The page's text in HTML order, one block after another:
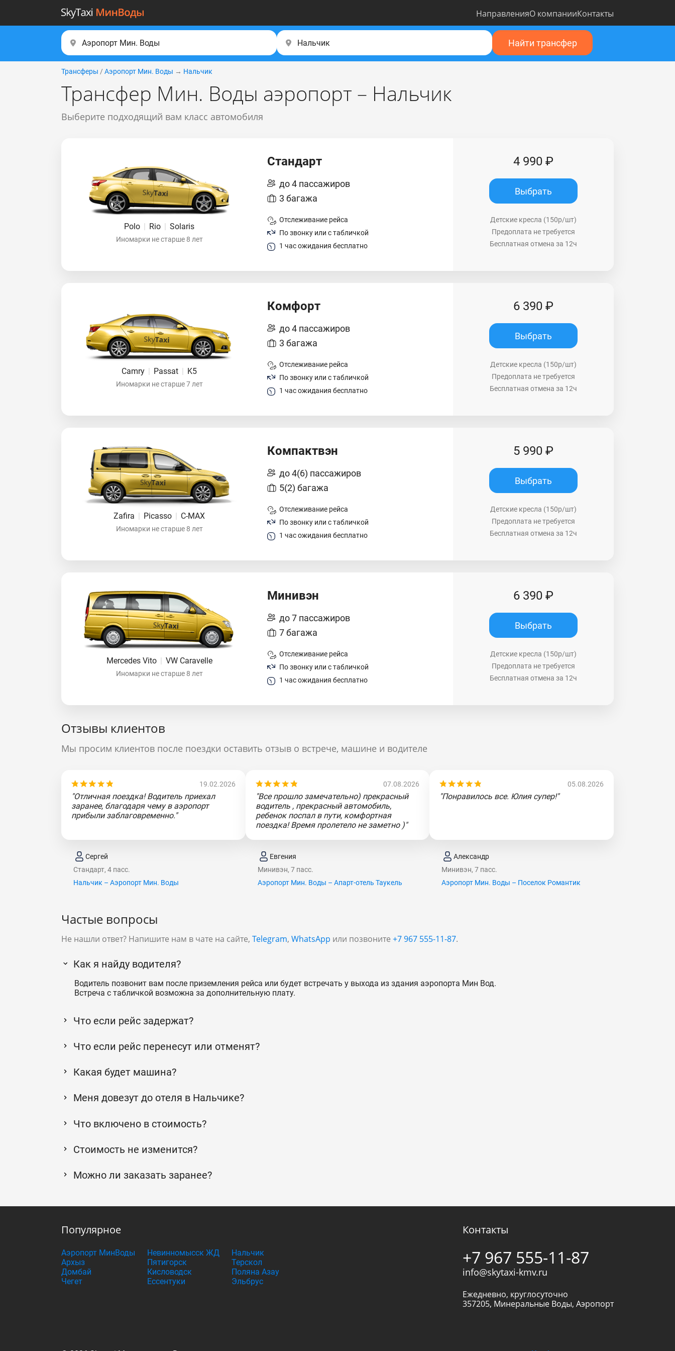
НаправленияО компанииКонтакты
Найти трансфер
Трансферы / Аэропорт Мин. Воды → Нальчик
Трансфер Мин. Воды аэропорт – Нальчик
Выберите подходящий вам класс автомобиля
Polo | Rio | Solaris
Иномарки не старше 8 лет
Стандарт
до 4 пассажиров
3 багажа
Отслеживание рейса
По звонку или с табличкой
1 час ожидания бесплатно
4 990 ₽
Выбрать
Детские кресла (150р/шт)
Предоплата не требуется
Бесплатная отмена за 12ч
Camry | Passat | K5
Иномарки не старше 7 лет
Комфорт
до 4 пассажиров
3 багажа
Отслеживание рейса
По звонку или с табличкой
1 час ожидания бесплатно
6 390 ₽
Выбрать
Детские кресла (150р/шт)
Предоплата не требуется
Бесплатная отмена за 12ч
Zafira | Picasso | C-MAX
Иномарки не старше 8 лет
Компактвэн
до 4(6) пассажиров
5(2) багажа
Отслеживание рейса
По звонку или с табличкой
1 час ожидания бесплатно
5 990 ₽
Выбрать
Детские кресла (150р/шт)
Предоплата не требуется
Бесплатная отмена за 12ч
Mercedes Vito | VW Caravelle
Иномарки не старше 8 лет
Минивэн
до 7 пассажиров
7 багажа
Отслеживание рейса
По звонку или с табличкой
1 час ожидания бесплатно
6 390 ₽
Выбрать
Детские кресла (150р/шт)
Предоплата не требуется
Бесплатная отмена за 12ч
Отзывы клиентов
Мы просим клиентов после поездки оставить отзыв о встрече, машине и водителе
19.02.2026
"Отличная поездка! Водитель приехал
заранее, благодаря чему в аэропорт
прибыли заблаговременно."
Сергей
Стандарт, 4 пасс.
Нальчик – Аэропорт Мин. Воды
07.08.2026
"Все прошло замечательно) прекрасный
водитель , прекрасный автомобиль,
ребенок поспал в пути, комфортная
поездка! Время пролетело не заметно )"
Евгения
Минивэн, 7 пасс.
Аэропорт Мин. Воды – Апарт-отель Таукель
05.08.2026
"Понравилось все. Юлия супер!"
Александр
Минивэн, 7 пасс.
Аэропорт Мин. Воды – Поселок Романтик
Частые вопросы
Не нашли ответ? Напишите нам в чате на сайте, Telegram, WhatsApp или позвоните +7 967 555-11-87.
Как я найду водителя?
Водитель позвонит вам после приземления рейса или будет встречать у выхода из здания аэропорта Мин Вод.
Встреча с табличкой возможна за дополнительную плату.
Что если рейс задержат?
Что если рейс перенесут или отменят?
Какая будет машина?
Меня довезут до отеля в Нальчике?
Что включено в стоимость?
Стоимость не изменится?
Можно ли заказать заранее?
Популярное
Аэропорт МинВоды
Архыз
Домбай
Чегет
Невинномысск ЖД
Пятигорск
Кисловодск
Ессентуки
Нальчик
Терскол
Поляна Азау
Эльбрус
Контакты
+7 967 555-11-87
info@skytaxi-kmv.ru
Ежедневно, круглосуточно
357205, Минеральные Воды, Аэропорт